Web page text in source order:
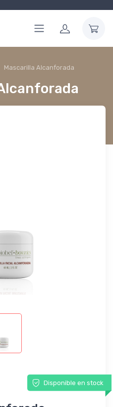
Mascarilla Alcanforada
Disponible en stock